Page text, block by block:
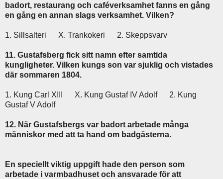
badort, restaurang och caféverksamhet fanns en gång
en gång en annan slags verksamhet. Vilken?
1. Sillsalteri X. Trankokeri 2. Skeppsvarv
11. Gustafsberg fick sitt namn efter samtida
kungligheter. Vilken kungs son var sjuklig och vistades
där sommaren 1804.
1. Kung Carl XIII X. Kung Gustaf IV Adolf 2. Kung
Gustaf V Adolf
12. När Gustafsbergs var badort arbetade många
människor med att ta hand om badgästerna.
En speciellt viktig uppgift hade den person som
arbetade i varmbadhuset och ansvarade för att